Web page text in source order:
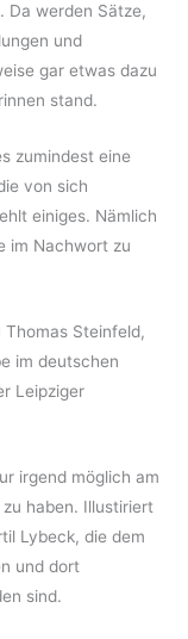
Da werden Sätze,
und
gar etwas dazu
stand.
zumindest eine
von sich
einiges. Nämlich
im Nachwort zu
Steinfeld,
im deutschen
Leipziger
irgend möglich am
haben. Illustiriert
Lybeck, die dem
und dort
sind.